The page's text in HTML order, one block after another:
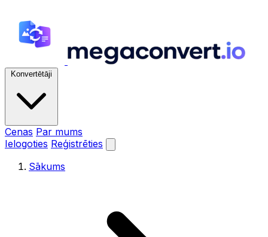
Konvertētāji
Cenas Par mums
Ielogoties Reģistrēties
Sākums